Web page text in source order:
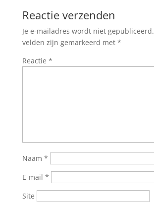
Reactie verzenden
Je e-mailadres wordt niet gepubliceerd.
velden zijn gemarkeerd met *
Reactie *
Naam *
E-mail *
Site